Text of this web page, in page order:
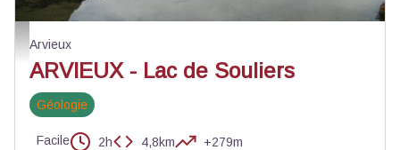
Lac de Souliers - ©Benjamin Musella - PNR Queyras
Arvieux
ARVIEUX - Lac de Souliers
Géologie
Facile 2h 4,8km +279m